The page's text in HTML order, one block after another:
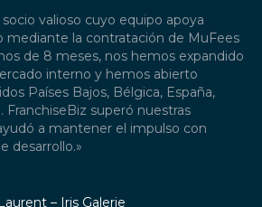
valioso cuyo equipo apoya
mediante la contratación de MuFees
de 8 meses, nos hemos expandido
interno y hemos abierto
Países Bajos, Bélgica, España,
FranchiseBiz superó nuestras
a mantener el impulso con
desarrollo.»
– Iris Galerie